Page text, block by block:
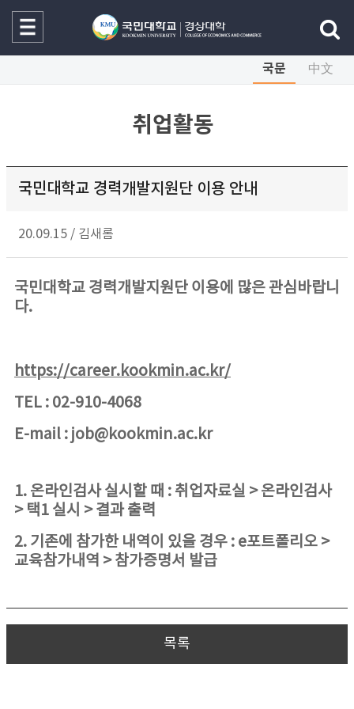
국문 中文
취업활동
국민대학교 경력개발지원단 이용 안내
20.09.15 / 김새롬
국민대학교 경력개발지원단 이용에 많은 관심바랍니
다.
https://career.kookmin.ac.kr/
TEL : 02-910-4068
E-mail : job@kookmin.ac.kr
1. 온라인검사 실시할 때 : 취업자료실 > 온라인검사
> 택1 실시 > 결과 출력
2. 기존에 참가한 내역이 있을 경우 : e포트폴리오 >
교육참가내역 > 참가증명서 발급
목록